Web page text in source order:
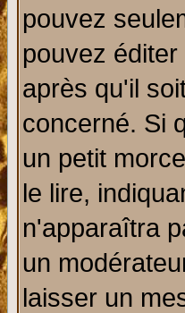
pouvez
pouvez
après qu'il
concerné. Si
un petit
le lire,
n'apparaîtra
un
laisser un